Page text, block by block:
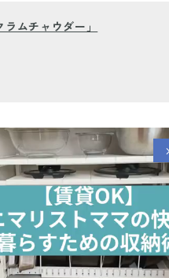
ムチャウダー」
arrow_forward_ios